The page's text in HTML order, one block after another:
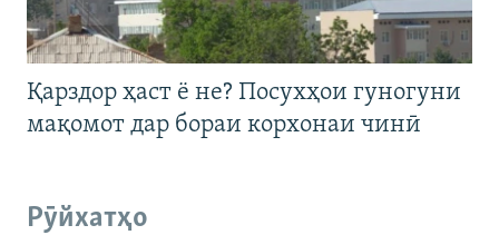
Қарздор ҳаст ё не? Посухҳои гуногуни
мақомот дар бораи корхонаи чинӣ
Рӯйхатҳо